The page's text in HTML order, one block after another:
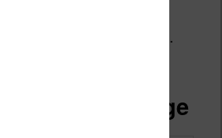
16 Go de stockage.
liseuse
et éclairage